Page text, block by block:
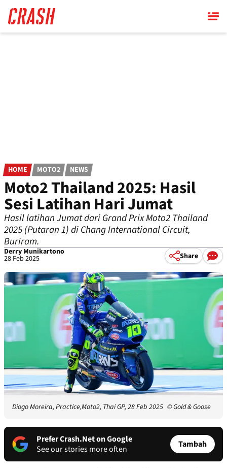
main
content
HOME MOTO2 NEWS
Moto2 Thailand 2025: Hasil
Sesi Latihan Hari Jumat
Hasil latihan Jumat dari Grand Prix Moto2 Thailand
2025 (Putaran 1) di Chang International Circuit,
Buriram.
Derry Munikartono
28 Feb 2025 Share
Diogo Moreira, Practice,Moto2, Thai GP, 28 Feb 2025 © Gold & Goose
Prefer Crash.Net on Google
See our stories more often
Tambah